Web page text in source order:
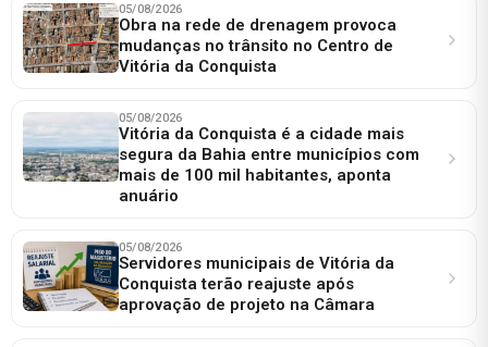
05/08/2026
Obra na rede de drenagem provoca
mudanças no trânsito no Centro de
Vitória da Conquista
05/08/2026
Vitória da Conquista é a cidade mais
segura da Bahia entre municípios com
mais de 100 mil habitantes, aponta
anuário
05/08/2026
Servidores municipais de Vitória da
Conquista terão reajuste após
aprovação de projeto na Câmara